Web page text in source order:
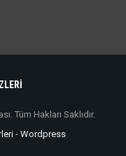
Tüm Hakları Saklıdır.
- Wordpress